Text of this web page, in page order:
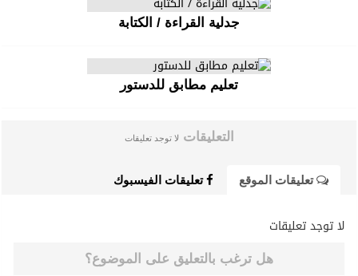
جدلية القراءة / الكتابة
تعليم مطابق للدستور
التعليقات لا توجد تعليقات
تعليقات الموقع تعليقات الفيسبوك
لا توجد تعليقات
هل ترغب بالتعليق على الموضوع؟